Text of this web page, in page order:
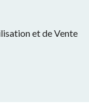
et de Vente